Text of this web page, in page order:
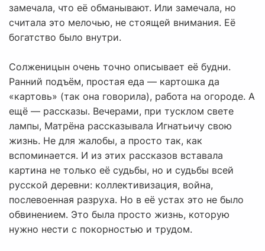
замечала, что её обманывают. Или замечала, но
считала это мелочью, не стоящей внимания. Её
богатство было внутри.
Солженицын очень точно описывает её будни.
Ранний подъём, простая еда — картошка да
«картовь» (так она говорила), работа на огороде. А
ещё — рассказы. Вечерами, при тусклом свете
лампы, Матрёна рассказывала Игнатьичу свою
жизнь. Не для жалобы, а просто так, как
вспоминается. И из этих рассказов вставала
картина не только её судьбы, но и судьбы всей
русской деревни: коллективизация, война,
послевоенная разруха. Но в её устах это не было
обвинением. Это была просто жизнь, которую
нужно нести с покорностью и трудом.